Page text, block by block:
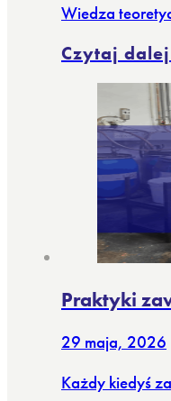
Wiedza
Czytaj
Praktyki
29 maja, 2026
Każdy kiedyś